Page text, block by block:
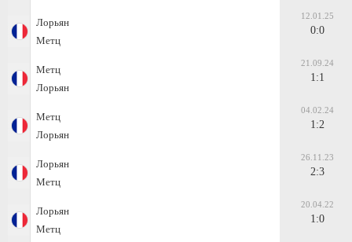
Лорьян
Метц
12.01.25
0:0
Метц
Лорьян
21.09.24
1:1
Метц
Лорьян
04.02.24
1:2
Лорьян
Метц
26.11.23
2:3
Лорьян
Метц
20.04.22
1:0